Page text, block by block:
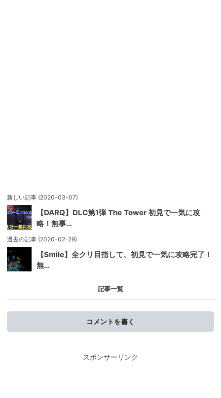
新しい記事 (2020-03-07)
【DARQ】DLC第1弾 The Tower 初見で一気に攻
略！無事…
過去の記事 (2020-02-29)
【Smile】全クリ目指して、初見で一気に攻略完了！
無…
記事一覧
コメントを書く
スポンサーリンク